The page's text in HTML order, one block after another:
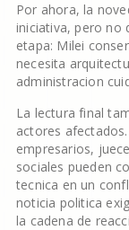
Por ahora, la
iniciativa, pero no
etapa: Milei
necesita
administracion
La lectura final
actores
empresarios,
sociales pueden
tecnica en un
noticia politica
la cadena de